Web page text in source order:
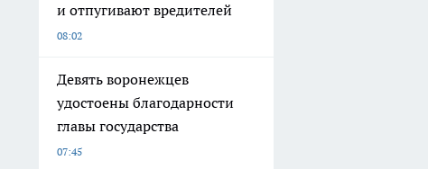
и отпугивают вредителей
08:02
Девять воронежцев
удостоены благодарности
главы государства
07:45